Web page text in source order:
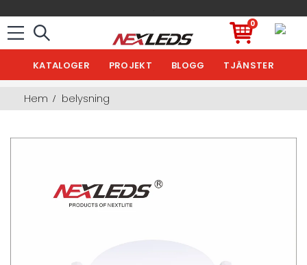
0
KATALOGER PROJEKT BLOGG TJÄNSTER
Hem belysning